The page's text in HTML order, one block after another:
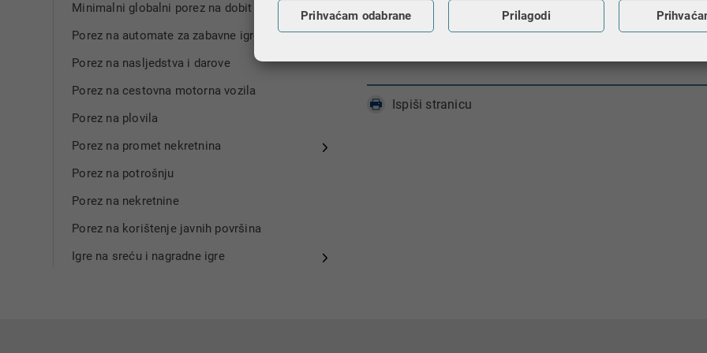
Minimalni globalni porez na dobit
Porez na automate za zabavne igre
Porez na nasljedstva i darove
​Porez na cestovna motorna vozila
Porez na plovila
Porez na promet nekretnina
Porez na potrošnju
Porez na nekretnine
Porez na korištenje javnih površina
Igre na sreću i nagradne igre
INO-I​ZJAVA​
Ispiši stranicu
Prihvaćam odabrane Prilagodi